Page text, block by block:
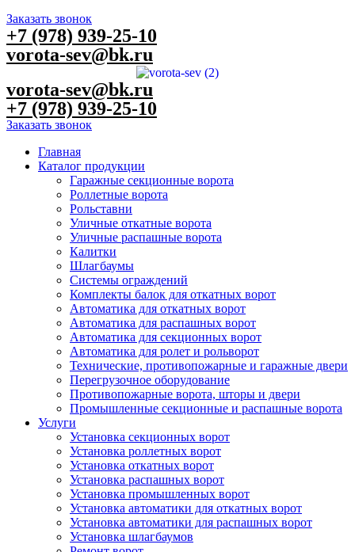
Заказать звонок
+7 (978) 939-25-10
vorota-sev@bk.ru
vorota-sev@bk.ru
+7 (978) 939-25-10
Заказать звонок
Главная
Каталог продукции
Гаражные секционные ворота
Роллетные ворота
Рольставни
Уличные откатные ворота
Уличные распашные ворота
Калитки
Шлагбаумы
Системы ограждений
Комплекты балок для откатных ворот
Автоматика для откатных ворот
Автоматика для распашных ворот
Автоматика для секционных ворот
Автоматика для ролет и рольворот
Технические, противопожарные и гаражные двери
Перегрузочное оборудование
Противопожарные ворота, шторы и двери
Промышленные секционные и распашные ворота
Услуги
Установка секционных ворот
Установка роллетных ворот
Установка откатных ворот
Установка распашных ворот
Установка промышленных ворот
Установка автоматики для откатных ворот
Установка автоматики для распашных ворот
Установка шлагбаумов